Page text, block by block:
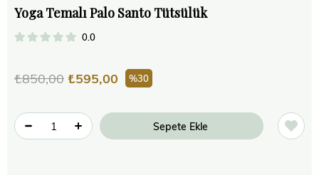
Yoga Temalı Palo Santo Tütsülük
0.0
₺850,00 ₺595,00 30